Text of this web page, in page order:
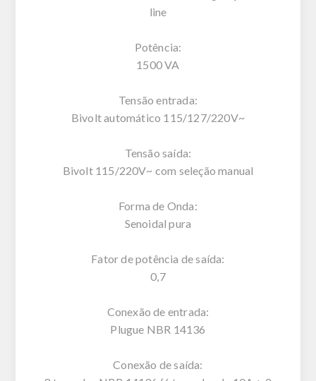
line
Potência:
1500 VA
Tensão entrada:
Bivolt automático 115/127/220V~
Tensão saída:
Bivolt 115/220V~ com seleção manual
Forma de Onda:
Senoidal pura
Fator de potência de saída:
0,7
Conexão de entrada:
Plugue NBR 14136
Conexão de saída: